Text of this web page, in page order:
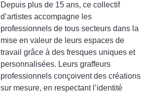
Depuis plus de 15 ans, ce collectif
d’artistes accompagne les
professionnels de tous secteurs dans la
mise en valeur de leurs espaces de
travail grâce à des fresques uniques et
personnalisées. Leurs graffeurs
professionnels conçoivent des créations
sur mesure, en respectant l’identité